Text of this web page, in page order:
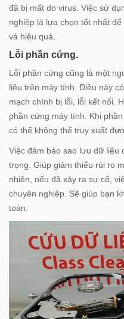
đã bị mất do virus. Việc sử
nghiệp là lựa chọn tốt nhất
và hiệu quả.
Lỗi phần cứng.
Lỗi phần cứng cũng là một
liệu trên máy tính. Điều này
mạch chính bị lỗi, lỗi kết nối.
phần cứng máy tính. Khi
có thể không thể truy xuất
Việc đảm bảo sao lưu dữ liệu
trọng. Giúp giảm thiểu rủi ro
nhiên, nếu đã xảy ra sự cố,
chuyên nghiệp. Sẽ giúp bạn
toàn.